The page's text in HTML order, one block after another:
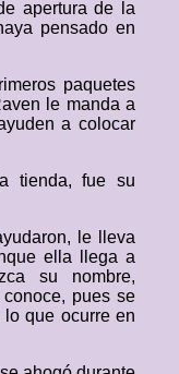
apertura de la
pensado en
paquetes
le manda a
a colocar
tienda, fue su
le lleva
ella llega a
su nombre,
pues se
que ocurre en